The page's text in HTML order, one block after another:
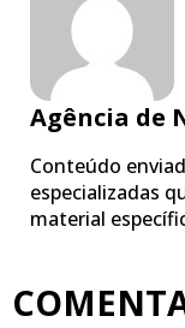
Agência de
Conteúdo
especializadas
material